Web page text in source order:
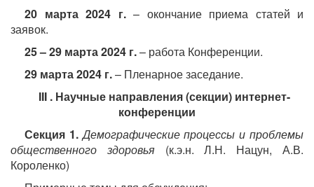
20 марта 2024 г.– окончание приема статей и
заявок.
25 – 29 марта 2024 г.– работа Конференции.
29 марта 2024 г.– Пленарное заседание.
III . Научные направления (секции) интернет-
конференции
Секция 1.Демографические процессы и проблемы
общественного здоровья(к.э.н. Л.Н. Нацун, А.В.
Короленко)